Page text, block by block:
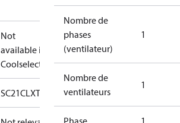
Not
available in
Coolselector
SC21CLXT0
Nombre de
phases
(ventilateur)
1
Nombre de
ventilateurs
1
Phase 1